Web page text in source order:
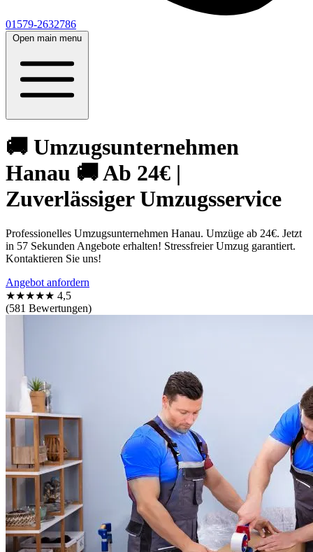
01579-2632786
Open main menu
🚚 Umzugsunternehmen
Hanau 🚚 Ab 24€ |
Zuverlässiger Umzugsservice
Professionelles Umzugsunternehmen Hanau. Umzüge ab 24€. Jetzt
in 57 Sekunden Angebote erhalten! Stressfreier Umzug garantiert.
Kontaktieren Sie uns!
Angebot anfordern
★★★★★ 4,5
(581 Bewertungen)